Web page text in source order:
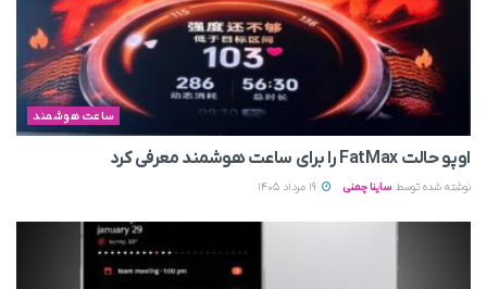
ساعت هوشمند
اوپو حالت FatMax را برای ساعت هوشمند معرفی کرد
نوشته شده توسط ساینا چمنی